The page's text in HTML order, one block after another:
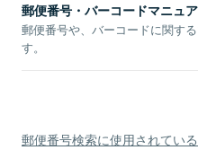
郵便番号・バーコードマニュ
郵便番号や、バーコードに関す
す。
郵便番号検索に使用されてい